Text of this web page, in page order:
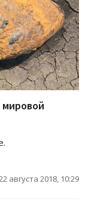
августа 2018, 10:29